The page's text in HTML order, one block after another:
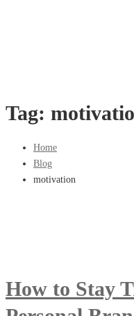
Tag:
Home
Blog
motivation
How to Stay